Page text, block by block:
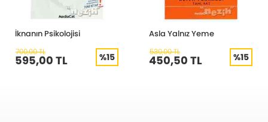
İknanın Psikolojisi
700,00 TL
595,00 TL %15
Asla Yalnız Yeme
530,00 TL
450,50 TL %15